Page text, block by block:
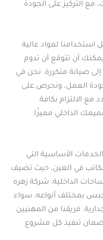
مع التركيز على الجودة
لمواد عالية
أن تتوقع أن تدوم
إلى صيانة متكررة. نحن في
العمل، ونحرص على
مع الالتزام بكافة
الداخلي مميزًا.
الأساسية التي
في العين، حيث تضيف
الداخلية. شركة زهره
بمختلف أنواعه، سواء
فريقنا من المهنيين
لضمان تنفيذ كل مشروع